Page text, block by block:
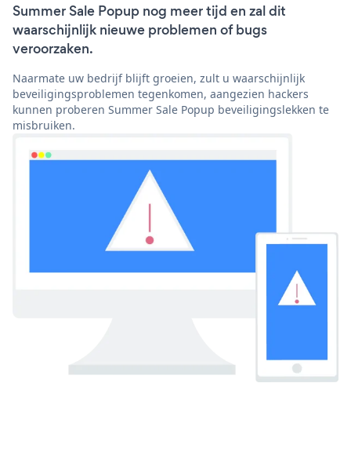
Summer Sale Popup nog meer tijd en zal dit
waarschijnlijk nieuwe problemen of bugs
veroorzaken.
Naarmate uw bedrijf blijft groeien, zult u waarschijnlijk
beveiligingsproblemen tegenkomen, aangezien hackers
kunnen proberen Summer Sale Popup beveiligingslekken te
misbruiken.